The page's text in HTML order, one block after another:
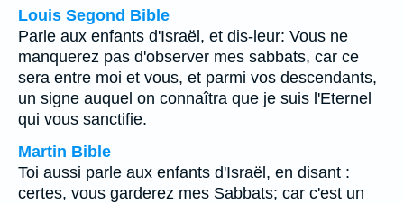
Louis Segond Bible
Parle aux enfants d'Israël, et dis-leur: Vous ne
manquerez pas d'observer mes sabbats, car ce
sera entre moi et vous, et parmi vos descendants,
un signe auquel on connaîtra que je suis l'Eternel
qui vous sanctifie.
Martin Bible
Toi aussi parle aux enfants d'Israël, en disant :
certes, vous garderez mes Sabbats; car c'est un